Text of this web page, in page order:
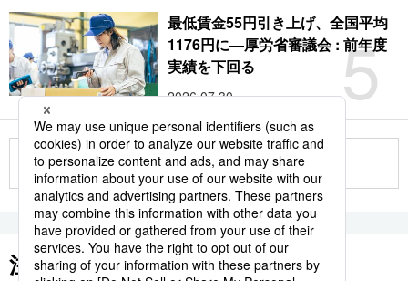
5
最低賃金55円引き上げ、全国平均
1176円に―厚労省審議会 : 前年度
実績を下回る
2026.07.30
もっと見る
注目のキーワード